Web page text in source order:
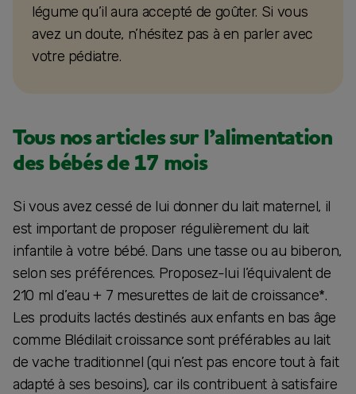
légume qu’il aura accepté de goûter. Si vous
avez un doute, n’hésitez pas à en parler avec
votre pédiatre.
Tous nos articles sur l’alimentation
des bébés de 17 mois
Si vous avez cessé de lui donner du lait maternel, il
est important de proposer régulièrement du lait
infantile à votre bébé. Dans une tasse ou au biberon,
selon ses préférences. Proposez-lui l’équivalent de
210 ml d’eau + 7 mesurettes de lait de croissance*.
Les produits lactés destinés aux enfants en bas âge
comme Blédilait croissance sont préférables au lait
de vache traditionnel (qui n’est pas encore tout à fait
adapté à ses besoins), car ils contribuent à satisfaire